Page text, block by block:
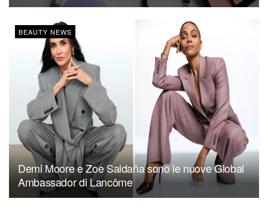
BEAUTY NEWS
Demi Moore e Zoe Saldaña sono le nuove Global
Ambassador di Lancôme